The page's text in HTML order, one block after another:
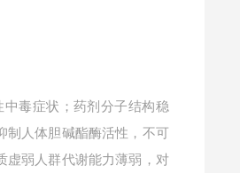
毒症状；药剂分子结构稳
制人体胆碱酯酶活性，不可
虚弱人群代谢能力薄弱，对